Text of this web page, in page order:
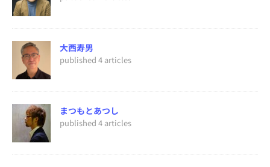
大西寿男
published 4 articles
まつもとあつし
published 4 articles